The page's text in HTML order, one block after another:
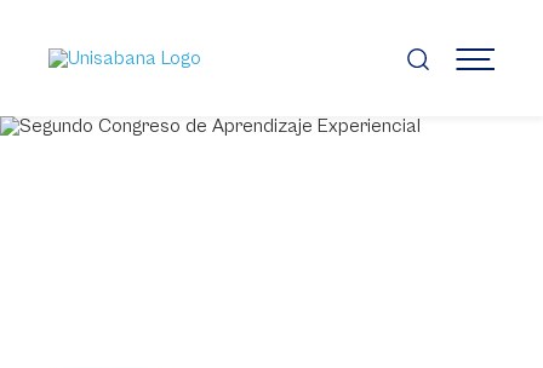
contenido
principal
MENÚ